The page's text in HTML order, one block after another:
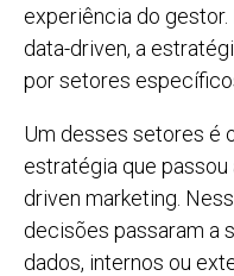
experiência do
data-driven, a
por setores
Um desses setores é
estratégia que
driven marketing.
decisões passaram a
dados, internos ou